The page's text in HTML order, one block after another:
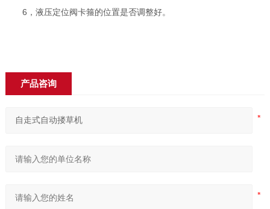
6，液压定位阀卡箍的位置是否调整好。
产品咨询